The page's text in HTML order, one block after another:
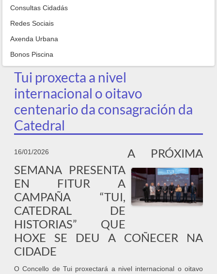
Consultas Cidadás
Redes Sociais
Axenda Urbana
Bonos Piscina
Tui proxecta a nivel
internacional o oitavo
centenario da consagración da
Catedral
16/01/2026
A PRÓXIMA
SEMANA PRESENTA
EN FITUR A
CAMPAÑA “TUI,
CATEDRAL DE
HISTORIAS” QUE
HOXE SE DEU A COÑECER NA
CIDADE
O Concello de Tui proxectará a nivel internacional o oitavo